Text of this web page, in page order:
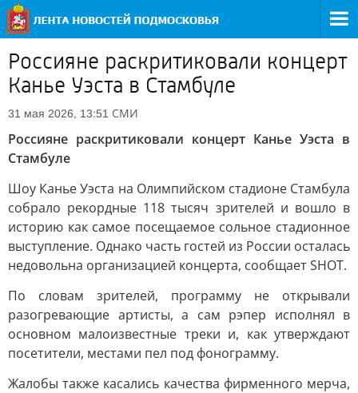
Россияне раскритиковали концерт
Канье Уэста в Стамбуле
31 мая 2026, 13:51 СМИ
Россияне раскритиковали концерт Канье Уэста в
Стамбуле
Шоу Канье Уэста на Олимпийском стадионе Стамбула
собрало рекордные 118 тысяч зрителей и вошло в
историю как самое посещаемое сольное стадионное
выступление. Однако часть гостей из России осталась
недовольна организацией концерта, сообщает SHOT.
По словам зрителей, программу не открывали
разогревающие артисты, а сам рэпер исполнял в
основном малоизвестные треки и, как утверждают
посетители, местами пел под фонограмму.
Жалобы также касались качества фирменного мерча,